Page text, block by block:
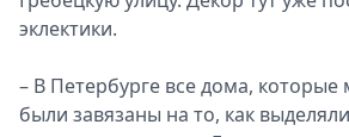
эклектики.
– В Петербурге все дома,
были завязаны на то, как